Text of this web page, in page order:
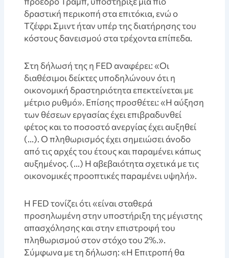
δραστική περικοπή στα επιτόκια, ενώ ο
Τζέφρι Σμιντ ήταν υπέρ της διατήρησης του
κόστους δανεισμού στα τρέχοντα επίπεδα.
Στη δήλωσή της η FED αναφέρει: «Οι
διαθέσιμοι δείκτες υποδηλώνουν ότι η
οικονομική δραστηριότητα επεκτείνεται με
μέτριο ρυθμό». Επίσης προσθέτει: «Η αύξηση
των θέσεων εργασίας έχει επιβραδυνθεί
φέτος και το ποσοστό ανεργίας έχει αυξηθεί
(…). Ο πληθωρισμός έχει σημειώσει άνοδο
από τις αρχές του έτους και παραμένει κάπως
αυξημένος. (…) Η αβεβαιότητα σχετικά με τις
οικονομικές προοπτικές παραμένει υψηλή».
Η FED τονίζει ότι «είναι σταθερά
προσηλωμένη στην υποστήριξη της μέγιστης
απασχόλησης και στην επιστροφή του
πληθωρισμού στον στόχο του 2%.».
Σύμφωνα με τη δήλωση: «Η Επιτροπή θα